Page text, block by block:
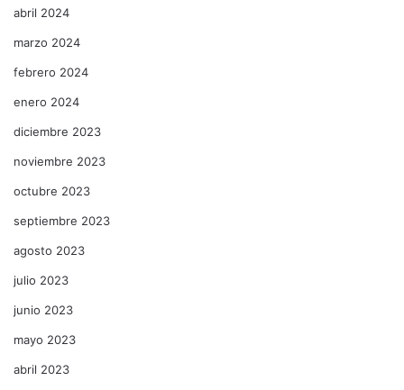
abril 2024
marzo 2024
febrero 2024
enero 2024
diciembre 2023
noviembre 2023
octubre 2023
septiembre 2023
agosto 2023
julio 2023
junio 2023
mayo 2023
abril 2023